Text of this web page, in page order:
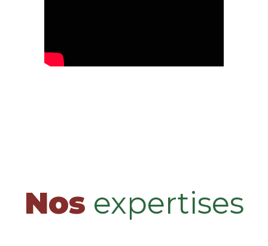
Nos expertises